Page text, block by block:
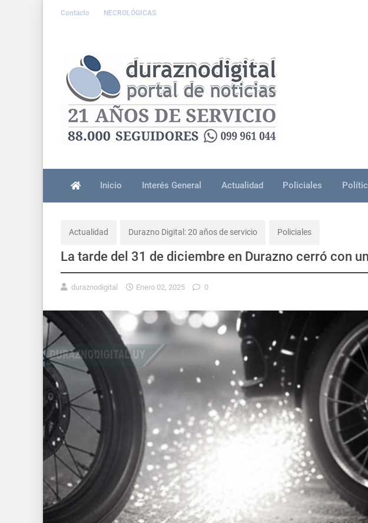
Contacto NECROLÓGICAS
Inicio Interés General Actualidad Policiales
Actualidad Durazno Digital: 20 años de servicio Policiales
La tarde del 31 de diciembre en Durazno cerró con
duraznodigital Enero 02, 2025 0